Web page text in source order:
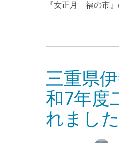
『女正月 福の市
三重県
和7年度
れました